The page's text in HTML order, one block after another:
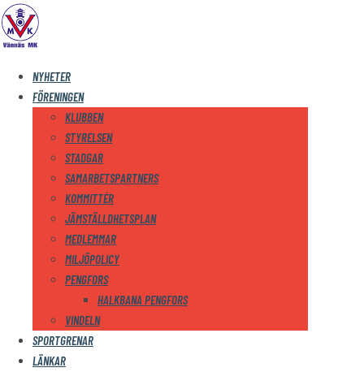
NYHETER
FÖRENINGEN
KLUBBEN
STYRELSEN
STADGAR
SAMARBETSPARTNERS
KOMMITTÉR
JÄMSTÄLLDHETSPLAN
MEDLEMMAR
MILJÖPOLICY
PENGFORS
HALKBANA PENGFORS
VINDELN
SPORTGRENAR
LÄNKAR